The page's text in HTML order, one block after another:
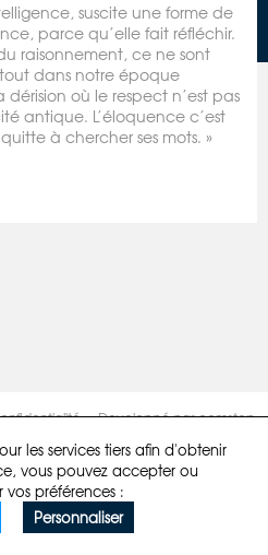
les services tiers afin d'obtenir
vous pouvez accepter ou
vos préférences :
Personnaliser
suscite une forme de
parce qu’elle fait réfléchir.
raisonnement, ce ne sont
dans notre époque
où le respect n’est pas
antique. L’éloquence c’est
à chercher ses mots. »
Developpé par comstep